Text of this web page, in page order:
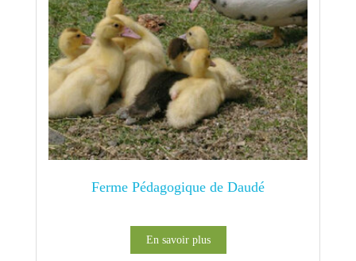
Ferme Pédagogique de Daudé
En savoir plus